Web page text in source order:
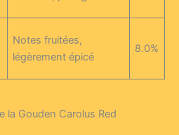
Notes fruitées,
légèrement épicé
8.0%
la Gouden Carolus Red